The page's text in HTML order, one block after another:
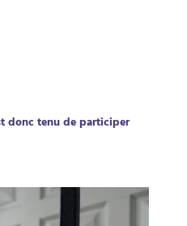
donc tenu de participer